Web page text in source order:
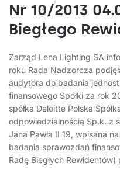
Nr 10/2013
Biegłego
Zarząd Lena Lighting SA
roku Rada Nadzorcza
audytora do badania
finansowego Spółki za rok
spółka Deloitte Polska
odpowiedzialnością Sp.k. z
Jana Pawła II 19, wpisana
badania sprawozdań
Radę Biegłych